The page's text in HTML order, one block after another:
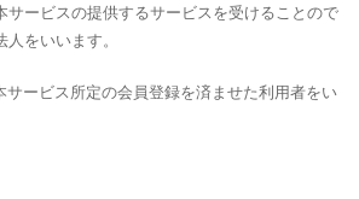
サービスの提供するサービスを受けることので
をいいます。
サービス所定の会員登録を済ませた利用者をい